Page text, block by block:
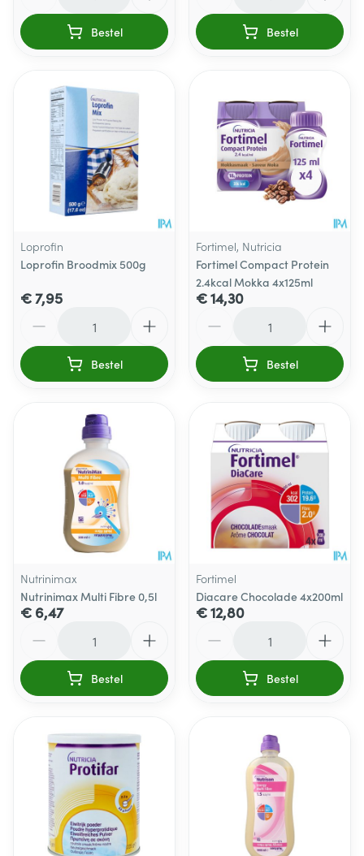
Bestel Bestel
Loprofin
Loprofin Broodmix 500g
€ 7,95
Bestel
Fortimel, Nutricia
Fortimel Compact Protein
2.4kcal Mokka 4x125ml
€ 14,30
Bestel
Nutrinimax
Nutrinimax Multi Fibre 0,5l
€ 6,47
Bestel
Fortimel
Diacare Chocolade 4x200ml
€ 12,80
Bestel